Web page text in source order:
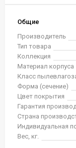
Общие
Производитель
Тип товара
Коллекция
Материал корпуса
Класс
Форма (сечение)
Цвет покрытия
Гарантия
Страна
Индивидуальная
Вес, кг.